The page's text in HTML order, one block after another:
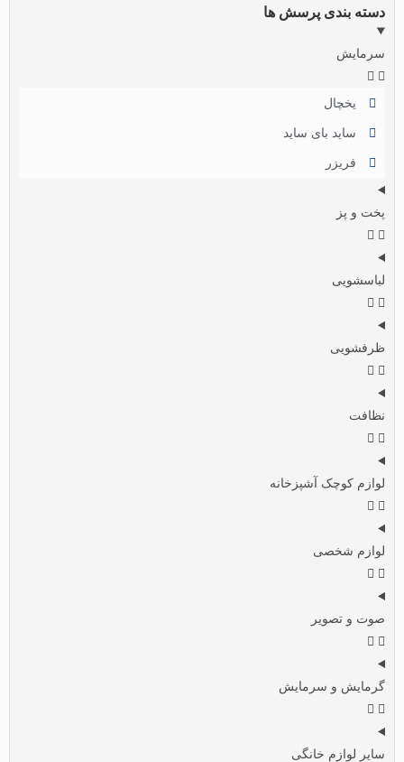
دسته بندی پرسش ها
سرمایش
یخچال
ساید بای ساید
فریزر
پخت و پز
لباسشویی
ظرفشویی
نظافت
لوازم کوچک آشپزخانه
لوازم شخصی
صوت و تصویر
گرمایش و سرمایش
سایر لوازم خانگی